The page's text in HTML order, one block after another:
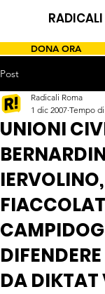
DONA ORA
Post
UNIONI
DA
Radicali Roma
1 dic 2007 Tempo